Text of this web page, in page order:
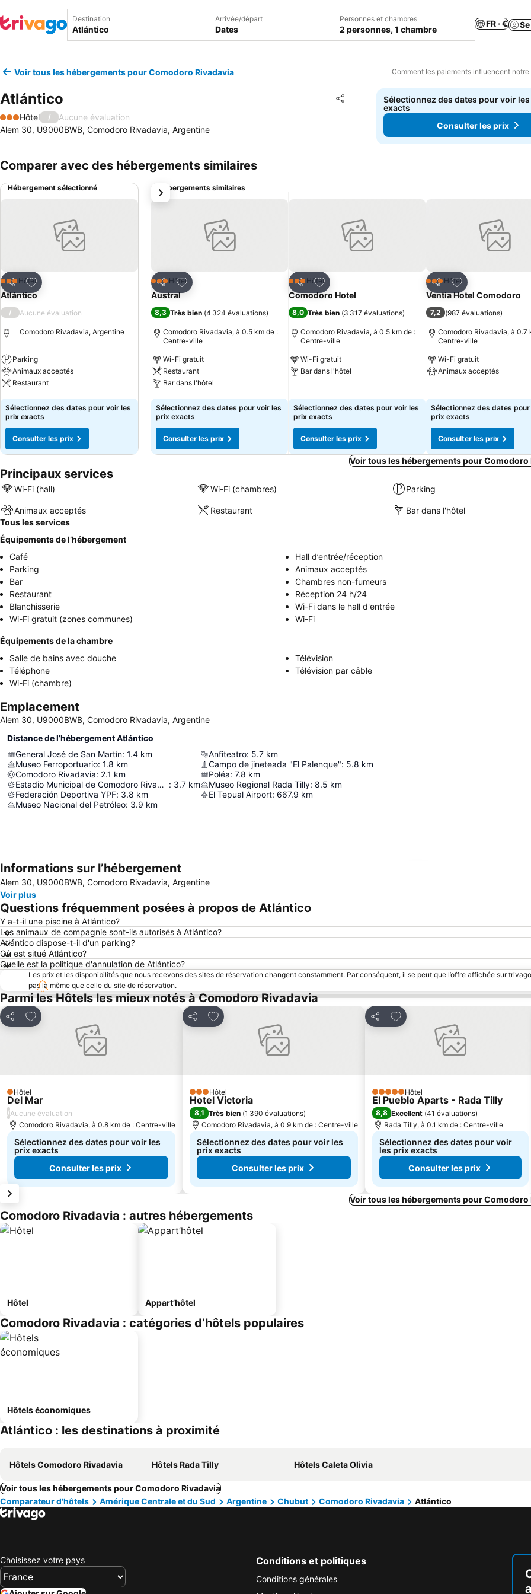
Destination Arrivée/départ
Dates
Personnes et chambres
2 personnes, 1 chambre
FR · €
Voir tous les hébergements pour Comodoro Rivadavia Comment les paiements influencent
Atlántico Partager
Ajouter à mes favoris
3 Étoiles
Hôtel /
Aucune évaluation
Alem 30, U9000BWB, Comodoro Rivadavia, Argentine
Sélectionnez des dates pour voir
exacts
Consulter les prix
Comparer avec des hébergements similaires
Hébergement sélectionné
Partager
Ajouter à mes favoris
3 ÉtoilesHôtel
Atlántico
/ Aucune évaluation
Comodoro Rivadavia, Argentine
Parking
Animaux acceptés
Restaurant
Consulter les prix
Sélectionnez des dates pour voir les
prix exacts
Consulter les prix
Hébergements similaires
Partager
Ajouter à mes favoris
3 ÉtoilesHôtel
Austral
8,3 Très bien (4 324 évaluations)
Comodoro Rivadavia, à 0.5 km de :
Centre-ville
Wi-Fi gratuit
Restaurant
Bar dans l'hôtel
Consulter les prix
Sélectionnez des dates pour voir les
prix exacts
Consulter les prix
Partager
Ajouter à mes favoris
3 ÉtoilesHôtel
Comodoro Hotel
8,0 Très bien (3 317 évaluations)
Comodoro Rivadavia, à 0.5 km de :
Centre-ville
Wi-Fi gratuit
Bar dans l'hôtel
Sélectionnez des dates pour voir les
prix exacts
Consulter les prix
Partager
Ajouter à mes
3 ÉtoilesHôtel
Ventia Hotel Comodoro
7,2 (987 évaluations)
Comodoro Rivadavia, à 0.7
Centre-ville
Wi-Fi gratuit
Animaux acceptés
Sélectionnez des dates pour
prix exacts
Consulter les prix
suivant
Voir tous les hébergements pour Comodoro
Principaux services
Wi-Fi (hall) Wi-Fi (chambres) Parking
Animaux acceptés Restaurant
Bar dans l'hôtel
Tous les services
Équipements de l’hébergement
Café
Hall d’entrée/réception
Parking
Animaux acceptés
Bar
Chambres non-fumeurs
Restaurant
Réception 24 h/24
Blanchisserie
Wi-Fi dans le hall d'entrée
Wi-Fi gratuit (zones communes)
Wi-Fi
Équipements de la chambre
Salle de bains avec douche
Télévision
Téléphone
Télévision par câble
Wi-Fi (chambre)
Emplacement
Alem 30, U9000BWB, Comodoro Rivadavia, Argentine
Distance de l’hébergement Atlántico
General José de San Martín: 1.4 km
Museo Ferroportuario: 1.8 km
Comodoro Rivadavia: 2.1 km
Estadio Municipal de Comodoro Rivadavia : 3.7 km
Federación Deportiva YPF: 3.8 km
Museo Nacional del Petróleo: 3.9 km
Anfiteatro: 5.7 km
Campo de jineteada "El Palenque": 5.8 km
Poléa: 7.8 km
Museo Regional Rada Tilly: 8.5 km
El Tepual Airport: 667.9 km
Informations sur l’hébergement
Alem 30, U9000BWB, Comodoro Rivadavia, Argentine
Voir plus
Questions fréquemment posées à propos de Atlántico
Y a-t-il une piscine à Atlántico?
Les animaux de compagnie sont-ils autorisés à Atlántico?
Atlántico dispose-t-il d'un parking?
Où est situé Atlántico?
Quelle est la politique d'annulation de Atlántico?
Les prix et les disponibilités que nous recevons des sites de réservation changent constamment. Par conséquent, il se peut que l’offre affichée sur
pas la même que celle du site de réservation.
Parmi les Hôtels les mieux notés à Comodoro Rivadavia
Partager
Ajouter à mes favoris
1 Étoiles
Hôtel
Del Mar
/Aucune évaluation
Comodoro Rivadavia, à 0.8 km de : Centre-ville
Sélectionnez des dates pour voir les
prix exacts
Consulter les prix
Partager
Ajouter à mes favoris
3 Étoiles
Hôtel
Hotel Victoria
8,1 Très bien (1 390 évaluations)
Comodoro Rivadavia, à 0.9 km de : Centre-ville
Sélectionnez des dates pour voir les
prix exacts
Consulter les prix
Partager
Ajouter à mes favoris
5 ÉtoilesHôtel
El Pueblo Aparts - Rada Tilly
8,8 Excellent (41 évaluations)
Rada Tilly, à 0.1 km de : Centre-ville
Sélectionnez des dates pour voir
les prix exacts
Consulter les prix
Voir tous les hébergements pour Comodoro
Comodoro Rivadavia : autres hébergements
Hôtel Appart’hôtel
Comodoro Rivadavia : catégories d’hôtels populaires
Hôtels économiques
Atlántico : les destinations à proximité
Hôtels Comodoro Rivadavia Hôtels Rada Tilly Hôtels Caleta Olivia
Voir tous les hébergements pour Comodoro Rivadavia
Comparateur d'hôtels
Amérique Centrale et du Sud Argentine Chubut Comodoro Rivadavia Atlántico
Choisissez votre pays Conditions et politiques
Conditions générales